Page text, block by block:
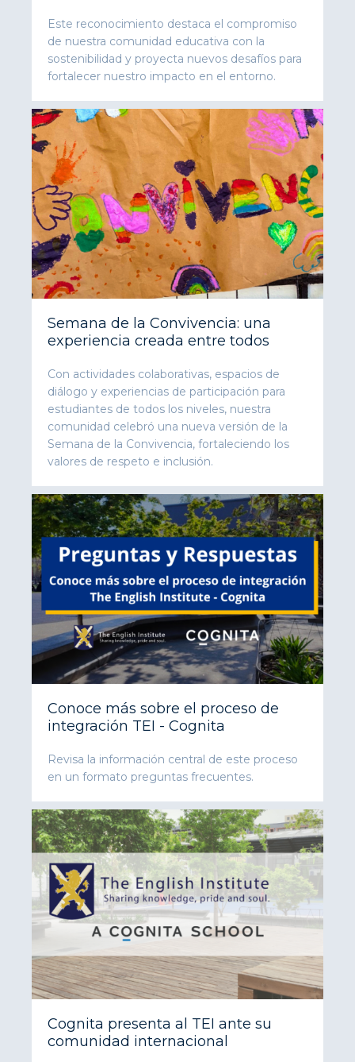
Este reconocimiento destaca el compromiso
de nuestra comunidad educativa con la
sostenibilidad y proyecta nuevos desafíos para
fortalecer nuestro impacto en el entorno.
Semana de la Convivencia: una
experiencia creada entre todos
Con actividades colaborativas, espacios de
diálogo y experiencias de participación para
estudiantes de todos los niveles, nuestra
comunidad celebró una nueva versión de la
Semana de la Convivencia, fortaleciendo los
valores de respeto e inclusión.
Conoce más sobre el proceso de
integración TEI - Cognita
Revisa la información central de este proceso
en un formato preguntas frecuentes.
Cognita presenta al TEI ante su
comunidad internacional